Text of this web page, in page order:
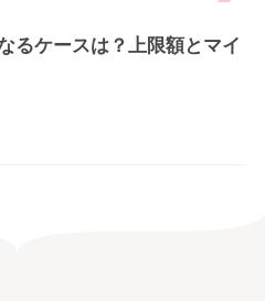
るケースは？上限額とマイ